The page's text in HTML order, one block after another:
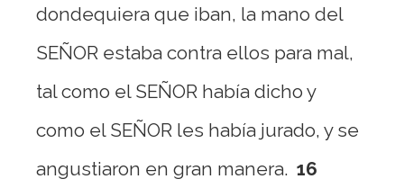
dondequiera que iban, la mano del
SEÑOR estaba contra ellos para mal,
tal como el SEÑOR había dicho y
como el SEÑOR les había jurado, y se
angustiaron en gran manera. 16